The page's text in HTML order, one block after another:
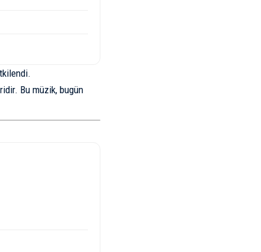
Bu müzik, bugün